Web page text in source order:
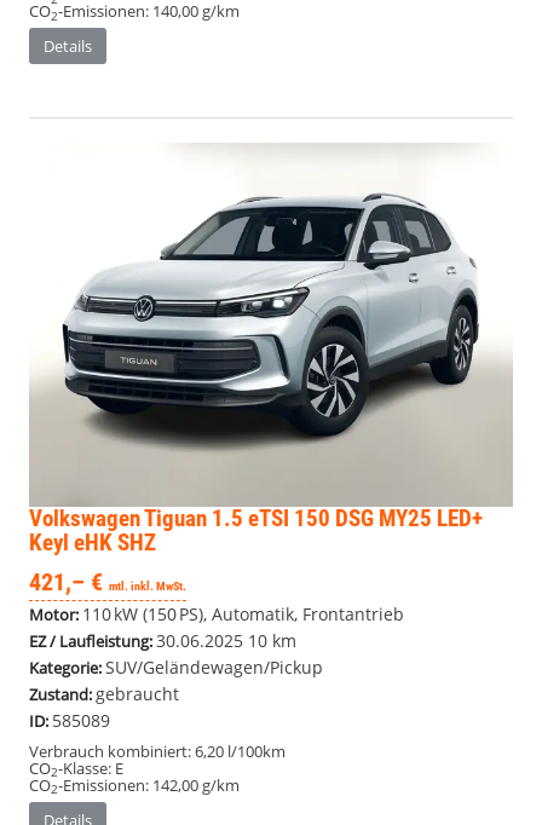
CO2-Emissionen: 140,00 g/km
Details
Volkswagen Tiguan 1.5 eTSI 150 DSG MY25 LED+
Keyl eHK SHZ
421,– € mtl. inkl. MwSt.
Motor: 110 kW (150 PS), Automatik, Frontantrieb
EZ / Laufleistung:30.06.2025 10 km
Kategorie:SUV/Geländewagen/Pickup
Zustand: gebraucht
ID: 585089
Verbrauch kombiniert:6,20 l/100km
CO2-Klasse: E
CO2-Emissionen: 142,00 g/km
Details